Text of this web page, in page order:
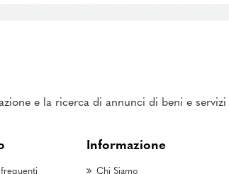
e la ricerca di annunci di beni e
frequenti
Informazione
Chi Siamo